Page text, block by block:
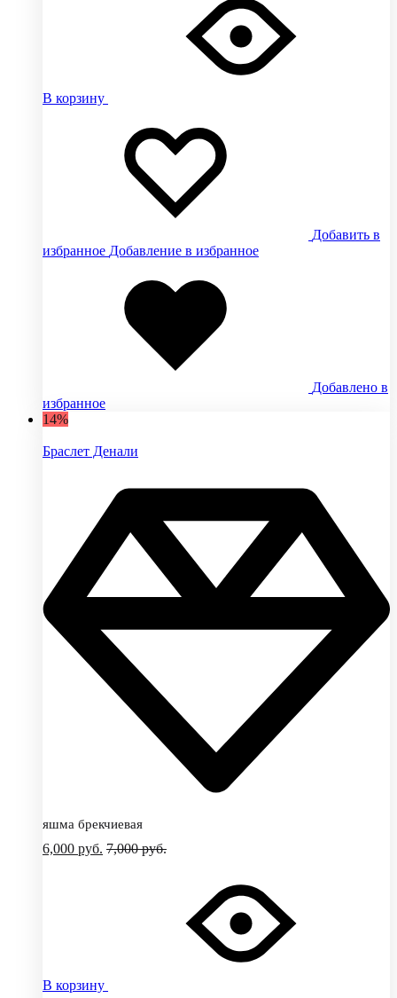
В корзину
Добавить в
избранное Добавление в избранное
Добавлено в
избранное
14%
Браслет Денали
яшма брекчиевая
6,000 руб. 7,000руб.
В корзину